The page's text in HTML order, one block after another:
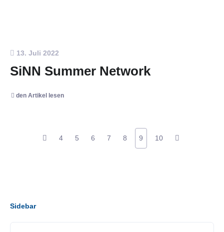
13. Juli 2022
SiNN Summer Network
den Artikel lesen
4 5 6 7 8 9 10
Sidebar